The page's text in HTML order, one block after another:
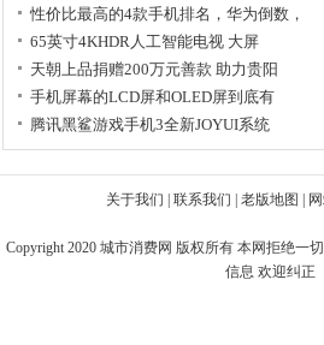
性价比最高的4款手机排名，华为倒数，
65英寸4KHDR人工智能电视 大屏
天朝上品捐赠200万元善款 助力贵阳
手机屏幕的LCD屏和OLED屏到底有
腾讯黑鲨游戏手机3全新JOYUI系统
关于我们 联系我们 老版地图
Copyright 2020 城市消费网 版权所有 本网拒绝一
信息 欢迎纠正